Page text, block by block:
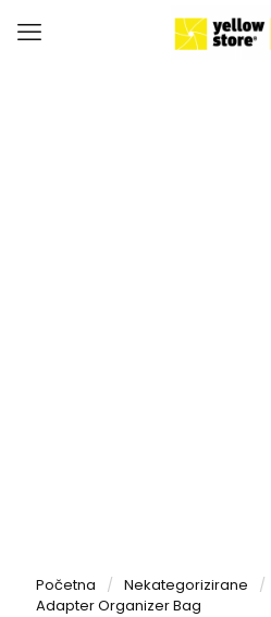
Početna / Nekategorizirane /
Adapter Organizer Bag